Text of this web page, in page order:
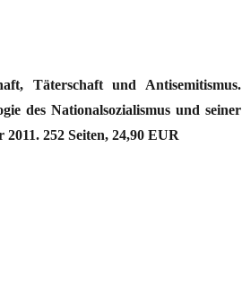
Täterschaft und Antisemitismus.
des Nationalsozialismus und seiner
252 Seiten, 24,90 EUR